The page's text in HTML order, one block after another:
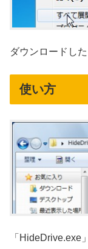
ダウンロードし
使い方
「HideDrive.exe